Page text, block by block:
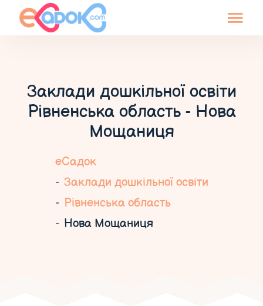
Заклади дошкільної освіти
Рівненська область - Нова
Мощаниця
еСадок
Заклади дошкільної освіти
Рівненська область
Нова Мощаниця